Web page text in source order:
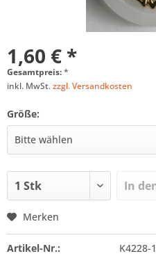
1,60 € *
Gesamtpreis:*
inkl. MwSt.zzgl. Versandkosten
Größe:
In
Merken
Artikel-Nr.:
K4228-